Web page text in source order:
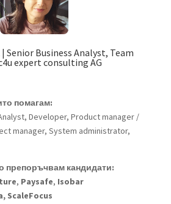
| Senior Business Analyst, Team
expert consulting AG
помагам:
Developer, Product manager /
manager, System administrator,
препоръчвам кандидати:
, Paysafe, Isobar
ScaleFocus